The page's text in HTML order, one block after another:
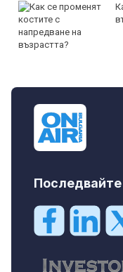
Последвайте